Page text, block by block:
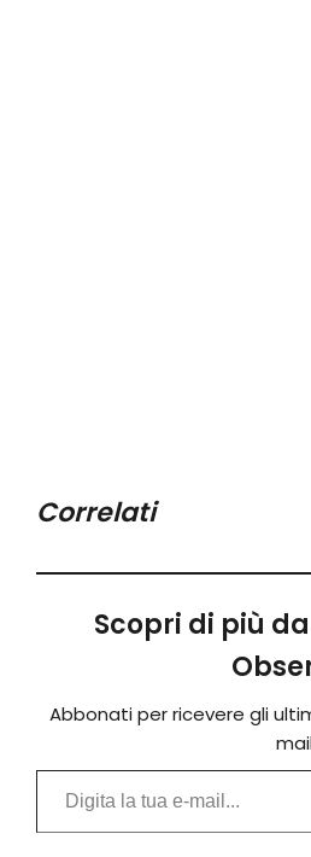
Correlati
Scopri di più
Abbonati per ricevere gli
Digita la tua e-mail...